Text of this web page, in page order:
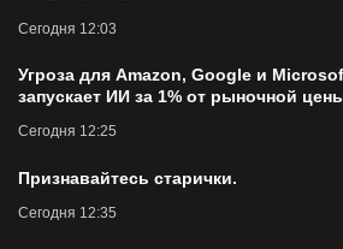
Сегодня 12:03
Угроза для Amazon, Google и
запускает ИИ за 1% от рыночной
Сегодня 12:25
Признавайтесь старички.
Сегодня 12:35